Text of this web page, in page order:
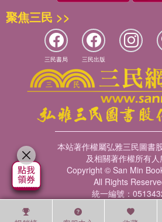
聚焦三民 >>
三民書局 三民出版
本站著作權屬弘雅三民圖書
及相關著作權所有人
Copyright © San Min
All Rights
統一編號：